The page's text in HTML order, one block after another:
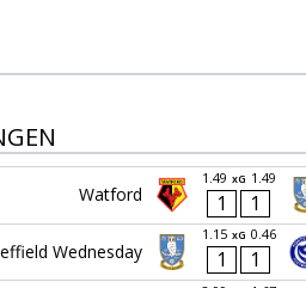
Watford
1.49 xG 1.49
1 1
Wednesday
1.15 xG 0.46
1 1